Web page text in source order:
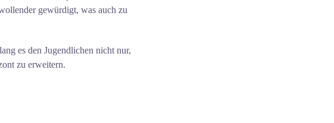
gewürdigt, was auch zu
es den Jugendlichen nicht nur,
zu erweitern.